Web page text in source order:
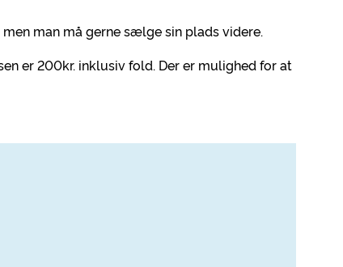
man må gerne sælge sin plads videre.
er 200kr. inklusiv fold. Der er mulighed for at